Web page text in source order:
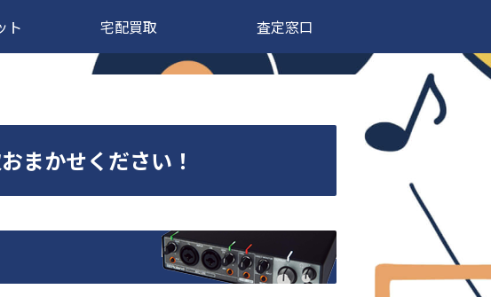
ト 宅配買取 査定窓口
まかせください！